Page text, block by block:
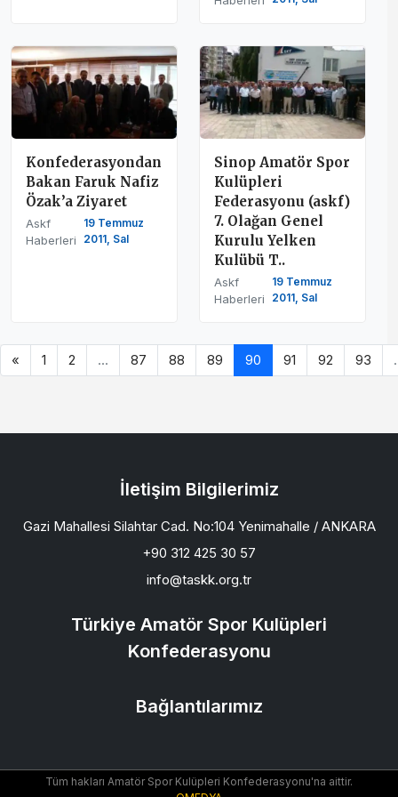
Konfederasyondan
Bakan Faruk Nafiz
Özak’a Ziyaret
Askf
Haberleri
19 Temmuz
2011, Sal
Sinop Amatör Spor
Kulüpleri
Federasyonu (askf)
7. Olağan Genel
Kurulu Yelken
Kulübü T..
Askf
Haberleri
19 Temmuz
2011, Sal
« 1 2 ... 87 88 89 90 91 92 93
İletişim Bilgilerimiz
Gazi Mahallesi Silahtar Cad. No:104 Yenimahalle / ANKARA
+90 312 425 30 57
info@taskk.org.tr
Türkiye Amatör Spor Kulüpleri
Konfederasyonu
Bağlantılarımız
Tüm hakları Amatör Spor Kulüpleri Konfederasyonu'na aittir.